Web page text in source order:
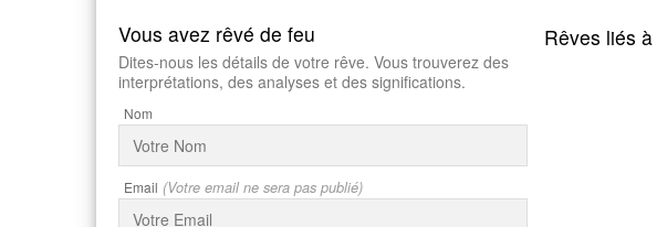
Vous avez rêvé de feu
Dites-nous les détails de votre rêve. Vous trouverez des
interprétations, des analyses et des significations.
Nom
Email (Votre email ne sera pas publié)
Rêves liés